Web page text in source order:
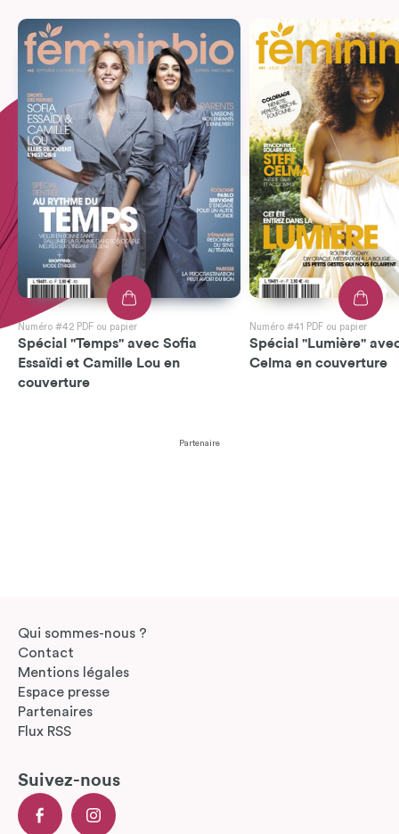
Numéro #42 PDF ou papier
Spécial "Temps" avec Sofia
Essaïdi et Camille Lou en
couverture
Numéro #41 PDF ou papier
Spécial "Lumière"
Celma en couverture
Partenaire
Qui sommes-nous ?
Contact
Mentions légales
Espace presse
Partenaires
Flux RSS
Suivez-nous